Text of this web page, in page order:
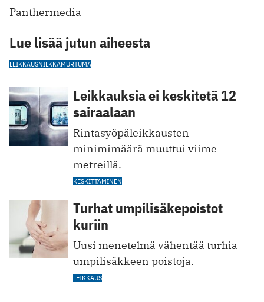
Panthermedia
Lue lisää jutun aiheesta
LEIKKAUSNILKKAMURTUMA
Leikkauksia ei keskitetä 12
sairaalaan
Rintasyöpäleikkausten
minimimäärä muuttui viime
metreillä.
KESKITTÄMINEN
Turhat umpilisäkepoistot
kuriin
Uusi menetelmä vähentää turhia
umpilisäkkeen poistoja.
LEIKKAUS